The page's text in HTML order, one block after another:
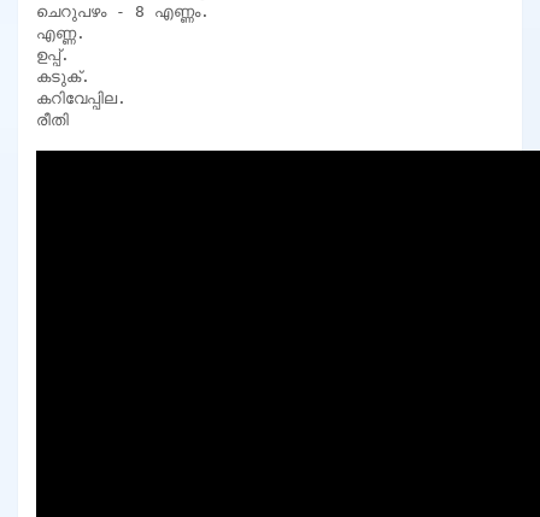
ചെറുപഴം - 8 എണ്ണം.
എണ്ണ.
ഉപ്പ്.
കടുക്.
കറിവേപ്പില.
രീതി